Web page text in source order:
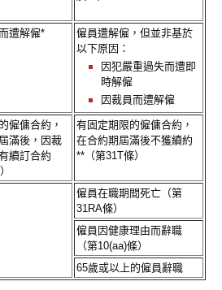
遭解僱*
僱員遭解僱，但並非基於
以下原因：
因犯嚴重過失而遭即
時解僱
因裁員而遭解僱
僱傭合約，
滿後，因裁
續訂合約
有固定期限的僱傭合約，
在合約期屆滿後不獲續約
**（第31T條）
僱員在職期間死亡（第
31RA條）
僱員因健康理由而辭職
（第10(aa)條）
65歲或以上的僱員辭職